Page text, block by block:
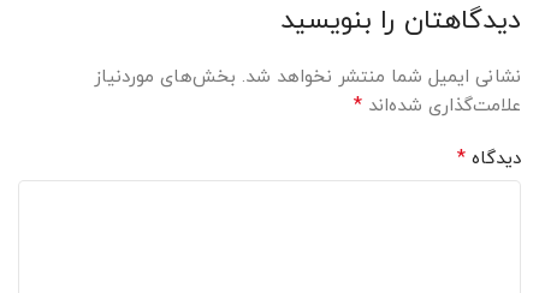
دیدگاهتان را بنویسید
نشانی ایمیل شما منتشر نخواهد شد. بخش‌های موردنیاز
علامت‌گذاری شده‌اند *
دیدگاه *